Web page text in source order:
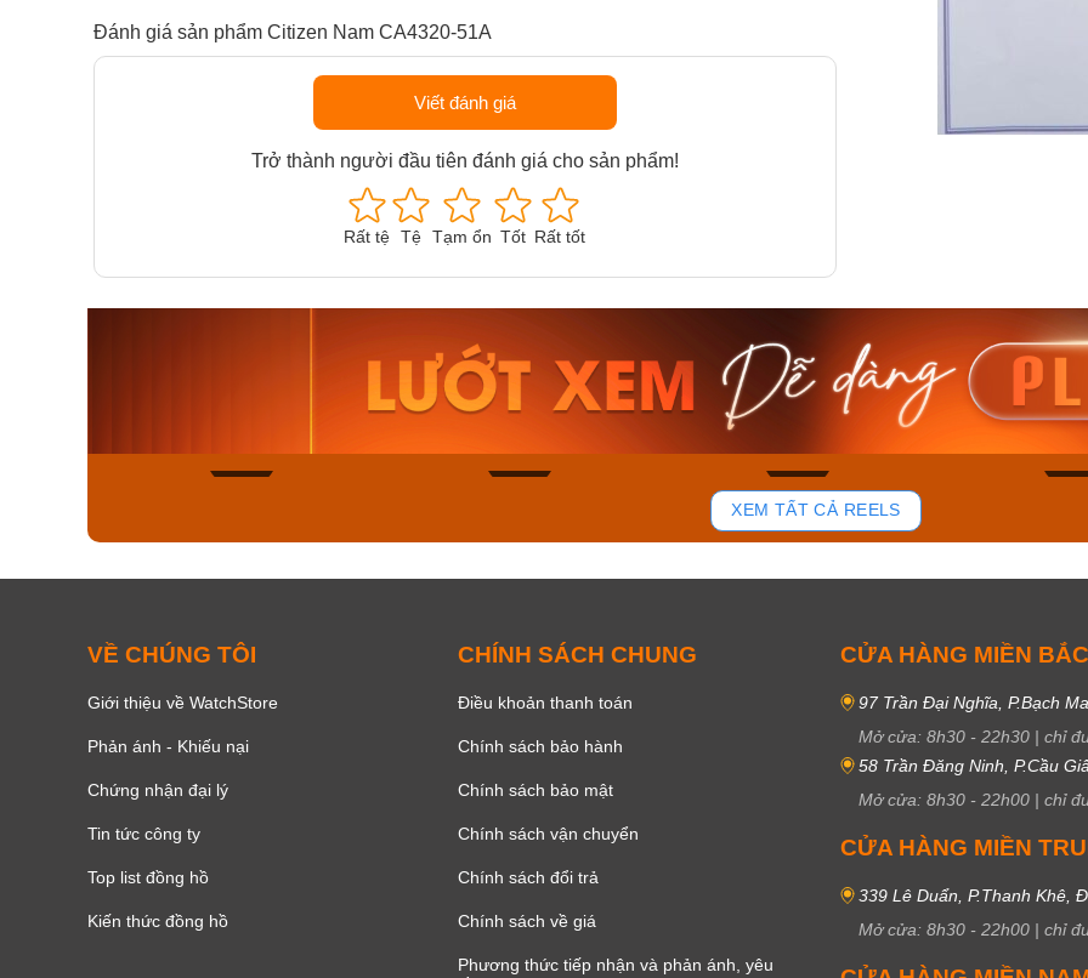
Đánh giá sản phẩm Citizen Nam CA4320-51A
Viết đánh giá
Trở thành người đầu tiên đánh giá cho sản phẩm!
Rất tệ Tệ Tạm ổn Tốt Rất tốt
Casio Nam MTS-
115D-1AVDF
2.823.000₫
2.399.550₫
Mua ngay
37
Casio Nam MTS-
RS100L-1AVDF
4.276.000₫
3.634.600₫
Casio
230EL-
Mua
XEM TẤT CẢ REELS
VỀ CHÚNG TÔI
Giới thiệu về WatchStore
Phản ánh - Khiếu nại
Chứng nhận đại lý
Tin tức công ty
Top list đồng hồ
Kiến thức đồng hồ
CHÍNH SÁCH CHUNG
Điều khoản thanh toán
Chính sách bảo hành
Chính sách bảo mật
Chính sách vận chuyển
Chính sách đổi trả
Chính sách về giá
Phương thức tiếp nhận và phản ánh, yêu
CỬA HÀNG MIỀN BẮC
97 Trần Đại Nghĩa, P.Bạch
Mở cửa: 8h30 - 22h30 | chỉ
58 Trần Đăng Ninh, P.Cầu
Mở cửa: 8h30 - 22h00 | chỉ
CỬA HÀNG MIỀN
339 Lê Duẩn, P.Thanh Khê,
Mở cửa: 8h30 - 22h00 | chỉ